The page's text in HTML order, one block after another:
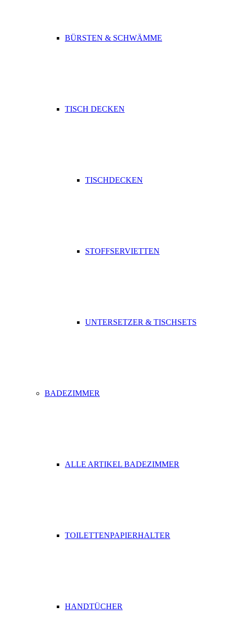
BÜRSTEN & SCHWÄMME
TISCH DECKEN
TISCHDECKEN
STOFFSERVIETTEN
UNTERSETZER & TISCHSETS
BADEZIMMER
ALLE ARTIKEL BADEZIMMER
TOILETTENPAPIERHALTER
HANDTÜCHER